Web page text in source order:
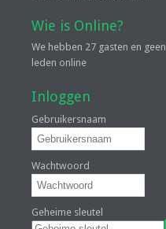
Wie is Online?
We hebben 27 gasten en geen
leden online
Inloggen
Gebruikersnaam
Wachtwoord
Geheime sleutel